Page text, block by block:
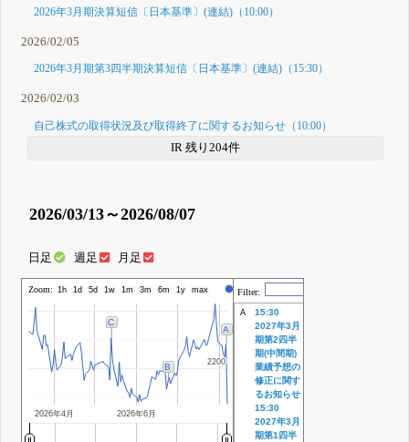
2026年3月期決算短信〔日本基準〕(連結)（10:00）
2026/02/05
2026年3月期第3四半期決算短信〔日本基準〕(連結)（15:30）
2026/02/03
自己株式の取得状況及び取得終了に関するお知らせ（10:00）
IR 残り204件
2026/03/13～2026/08/07
日足 週足 月足
Zoom: 1h 1d 5d 1w 1m 3m 6m 1y max 株価
2026年4月 2026年6月
2200
2200
C
B
A
Filter:
A
15:30
2027年3月
期第2四半
期(中間期)
業績予想の
修正に関す
るお知らせ
15:30
2027年3月
期第1四半